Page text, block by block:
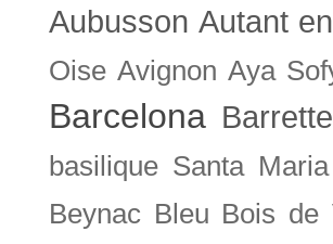
Aubusson Autant
Oise Avignon Aya
Barcelona
basilique Santa
Beynac Bleu Bois de